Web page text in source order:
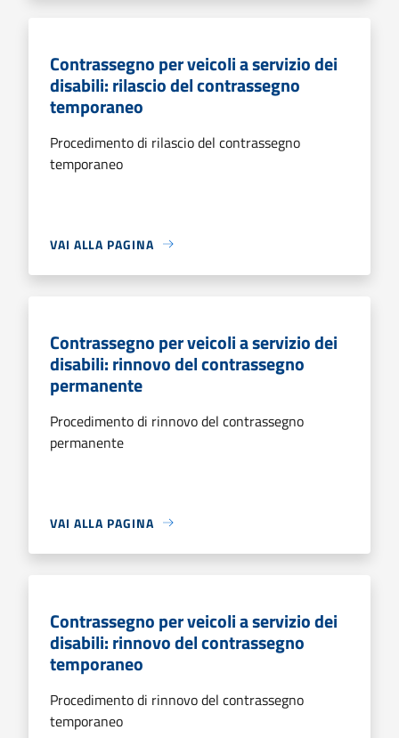
Contrassegno per veicoli a servizio dei
disabili: rilascio del contrassegno
temporaneo
Procedimento di rilascio del contrassegno
temporaneo
VAI ALLA PAGINA
Contrassegno per veicoli a servizio dei
disabili: rinnovo del contrassegno
permanente
Procedimento di rinnovo del contrassegno
permanente
VAI ALLA PAGINA
Contrassegno per veicoli a servizio dei
disabili: rinnovo del contrassegno
temporaneo
Procedimento di rinnovo del contrassegno
temporaneo